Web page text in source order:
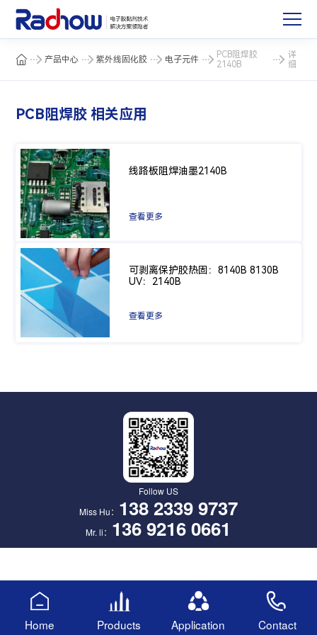
产品中心 紫外线固化胶 电子元件
PCB阻焊胶
2140B
详
细
PCB阻焊胶 相关应用
线路板阻焊油墨2140B
查看更多
可剥离保护胶热固：8140B 8130B
UV：2140B
查看更多
Follow US
Miss Hu： 138 2339 9737
Mr. li： 136 9216 0661
Home Products Application Contact